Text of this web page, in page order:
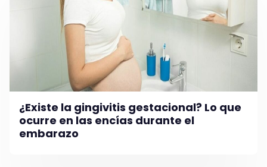
¿Existe la gingivitis gestacional? Lo que
ocurre en las encías durante el
embarazo